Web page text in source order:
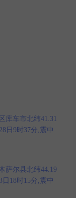
库车市北纬41.31
日9时37分,震中
萨尔县北纬44.19
18时15分,震中